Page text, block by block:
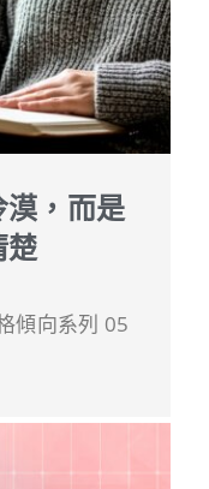
漠，而是
楚
傾向系列 05